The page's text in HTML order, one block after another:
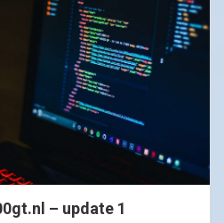
– update 1